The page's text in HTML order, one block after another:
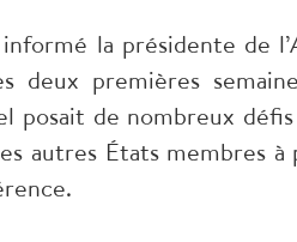
la présidente de
deux premières
posait de nombreux
autres États membres